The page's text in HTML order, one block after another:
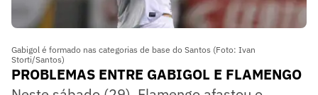
Gabigol é formado nas categorias de base do Santos (Foto: Ivan
Storti/Santos)
PROBLEMAS ENTRE GABIGOL E FLAMENGO